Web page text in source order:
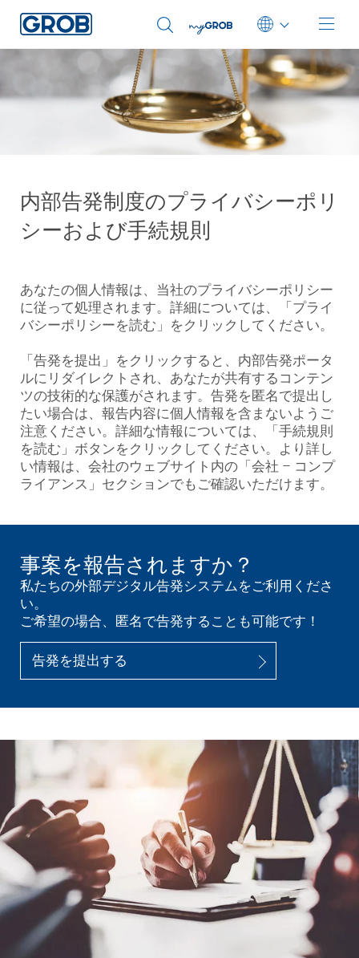
Deutsch
English (US)
Português
中文
Italiano
日本語
内部告発制度のプライバシーポリ
シーおよび手続規則
あなたの個人情報は、当社のプライバシーポリシー
に従って処理されます。詳細については、「プライ
バシーポリシーを読む」をクリックしてください。
「告発を提出」をクリックすると、内部告発ポータ
ルにリダイレクトされ、あなたが共有するコンテン
ツの技術的な保護がされます。告発を匿名で提出し
たい場合は、報告内容に個人情報を含まないようご
注意ください。詳細な情報については、「手続規則
を読む」ボタンをクリックしてください。より詳し
い情報は、会社のウェブサイト内の「会社 – コンプ
ライアンス」セクションでもご確認いただけます。
事案を報告されますか？
私たちの外部デジタル告発システムをご利用くださ
い。
ご希望の場合、匿名で告発することも可能です！
告発を提出する